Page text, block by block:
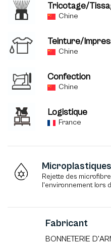
Tricotage/
Chine
Teinture/
Chine
Confection
Chine
Logistique
France
Microplastiques
Rejette des
l'environnement lors
Fabricant
BONNETERIE